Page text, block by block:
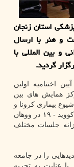
استان زنجان
و هنر با ارسال
و داوری ۳۲ داور ایرانی و بین المللی با
گردید.
اسفندماه) در آیین اختتامیه اولین
همایش های بین
بیماری کرونا و
پاندمی شدن آن، اظهار نمود: بعد از اعلام شیوع کووید - ۱۹ در ووهان
جلسات مختلف
را در جامعه